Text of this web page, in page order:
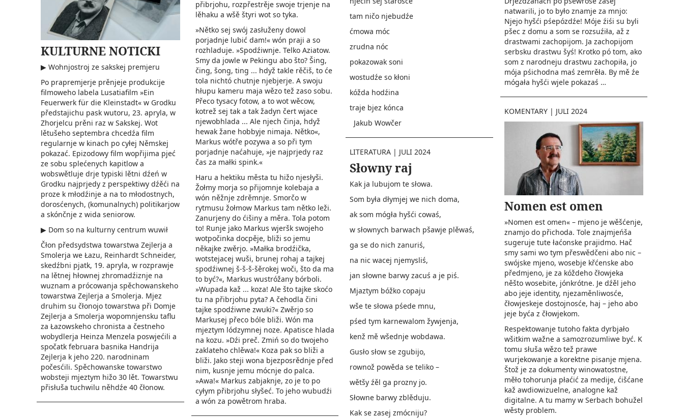
KULTURNE NOTICKI
▶ Wohnjostroj ze sakskej premjeru
Po prapremjerje prěnjeje produkcije
filmoweho labela Lusatiafilm »Ein
Feuerwerk für die Kleinstadt« w Grodku
předstajichu pask wutoru, 23. apryla, w
Zhorjelcu prěni raz w Sakskej. Wot
lětušeho septembra chcedźa film
regularnje w kinach po cyłej Němskej
pokazać. Epizodowy film wopřijima pjeć
ze sobu splećenych kapitlow a
wobswětluje drje typiski lětni dźeń w
Grodku najprjedy z perspektiwy dźěći na
proze k młodźinje a na to młodostnych,
dorosćenych, (komunalnych) politikarjow
a skónčnje z wida seniorow.
▶ Dom so na kulturny centrum wuwił
Čłon předsydstwa towarstwa Zejlerja a
Smolerja we Łazu, Reinhardt Schneider,
skedźbni pjatk, 19. apryla, w rozprawje
na lětnej hłownej zhromadźiznje na
wuznam a prócowanja spěchowanskeho
towarstwa Zejlerja a Smolerja. Mjez
druhim su čłonojo towarstwa při Domje
Zejlerja a Smolerja wopomnjensku taflu
za Łazowskeho chronista a čestneho
wobydlerja Heinza Menzela poswjećili a
spočatk februara basnika Handrija
Zejlerja k jeho 220. narodninam
počesćili. Spěchowanske towarstwo
wobsteji mjeztym hižo 30 lět. Towarstwu
přisłuša tuchwilu něhdźe 40 čłonow.
přibrjohu, rozpřestrěje swoje trjenje na
lěhaku a wšě štyri wot so tyka.
»Nětko sej swój zasłuženy dowol
porjadnje lubić dam!« wón praji a so
rozhladuje. »Spodźiwnje. Telko Aziatow.
Smy da jowle w Pekingu abo što? Šing,
čing, šong, ting ... hdyž takle rěčiš, to će
tola nichtó chutnje njebjerje. A swoju
hłupu kameru maja wězo tež zaso sobu.
Přeco tysacy fotow, a to wot wěcow,
kotrež sej tak a tak žadyn čert wjace
njewobhlada ... Ale njech činja, hdyž
hewak žane hobbyje nimaja. Nětko«,
Markus wótře pozywa a so při tym
porjadnje naćahuje, »je najprjedy raz
čas za małki spink.«
Haru a hektiku města tu hižo njesłyši.
Žołmy morja so přijomnje kolebaja a
wón něžnje zdrěmnje. Smorčo w
rytmusu žołmow Markus tam nětko leži.
Zanurjeny do ćišiny a měra. Tola potom
to! Runje jako Markus wjeršk swojeho
wotpočinka docpěje, bliži so jemu
někajke zwěrjo. »Małka brodźička,
wotstejacej wuši, brunej rohaj a tajkej
spodźiwnej š-š-š-šěrokej woči, što da ma
to być?«, Markus wustróžany bórboli.
»Wupada kaž ... koza! Ale što tajke skoćo
tu na přibrjohu pyta? A čehodla čini
tajke spodźiwne zwuki?« Zwěrjo so
Markusej přeco bóle bliži. Wón ma
mjeztym lódzymnej noze. Apatisce hlada
na kozu. »Dźi preč. Zmiń so do twojeho
zaklateho chlěwa!« Koza pak so bliži a
bliži. Jako steji wona bjezposrědnje před
nim, kusnje jemu mócnje do palca.
»Awa!« Markus zabjaknje, zo je to po
cyłym přibrjohu słyšeć. To jeho wubudźi
a wón za powětrom hraba.
tam ničo njebudźe
ćmowa móc
zrudna nóc
pokazowak soni
wostudźe so kłoni
kóžda hodźina
traje bjez kónca
Jakub Wowčer
LITERATURA | JULI 2024
Słowny raj
Kak ja lubujom te słowa.
Som była dłymjej we nich doma,
ak som mógła hyšći cowaś,
w słownych barwach pšawje plěwaś,
ga se do nich zanuriś,
na nic wacej njemysliś,
jan słowne barwy zacuś a je piś.
Mjaztym bóžko copaju
wše te słowa pśede mnu,
pśed tym karnewalom žywjenja,
kenž mě wšednje wobdawa.
Gusło słow se zgubijo,
rownož powěda se teliko –
wětšy źěl ga prozny jo.
Słowne barwy zblěduju.
Kak se zasej zmócniju?
natwarili, jo to było znamje za mnjo:
Njejo hyšći pśepózdźe! Móje źiśi su byli
pšec z domu a som se rozsuźiła, až z
drastwami zachopijom. Ja zachopijom
serbsku drastwu šyś! Krotko pó tom, ako
som z narodneju drastwu zachopiła, jo
mója pśichodna maś zemrěła. By mě źe
mógała hyšći wjele pokazaś …
KOMENTARY| JULI 2024
Nomen est omen
»Nomen est omen« – mjeno je wěšćenje,
znamjo do přichoda. Tole znajmjeńša
sugeruje tute łaćonske prajidmo. Hač
smy sami wo tym přeswědčeni abo nic –
swójske mjeno, wosebje křćenske abo
předmjeno, je za kóždeho čłowjeka
něšto wosebite, jónkrótne. Je dźěl jeho
abo jeje identity, njezaměnliwosće,
čłowjeskeje dostojnosće, haj – jeho abo
jeje byća z čłowjekom.
Respektowanje tutoho fakta dyrbjało
wšitkim wažne a samozrozumliwe być. K
tomu słuša wězo tež prawe
wurjekowanje a korektne pisanje mjena.
Štož je za dokumenty winowatostne,
měło tohorunja płaćić za medije, ćišćane
kaž awdiowizuelne, analogne kaž
digitalne. A tu mamy w Serbach bohužel
wěsty problem.